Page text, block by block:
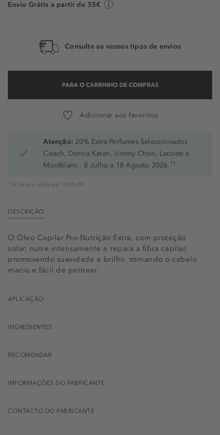
Envio Grátis a partir de 35€
Consulte os nossos tipos de envios
PARA O CARRINHO DE COMPRAS
Adicionar aos favoritos
Atenção: 20% Extra Perfumes Seleccionados
Coach, Donna Karan, Jimmy Choo, Lacoste e
Montblanc - 8 Julho a 18 Agosto 2026 *1
*1 A oferta é válida até: 19.08.AM
DESCRIÇÃO
O Óleo Capilar Pro-Nutrição Extra, com proteção
solar, nutre intensamente e repara a fibra capilar,
promovendo suavidade e brilho, tornando o cabelo
macio e fácil de pentear.
APLICAÇÃO
INGREDIENTES
RECOMENDAR
INFORMAÇÕES DO FABRICANTE
CONTACTO DO FABRICANTE